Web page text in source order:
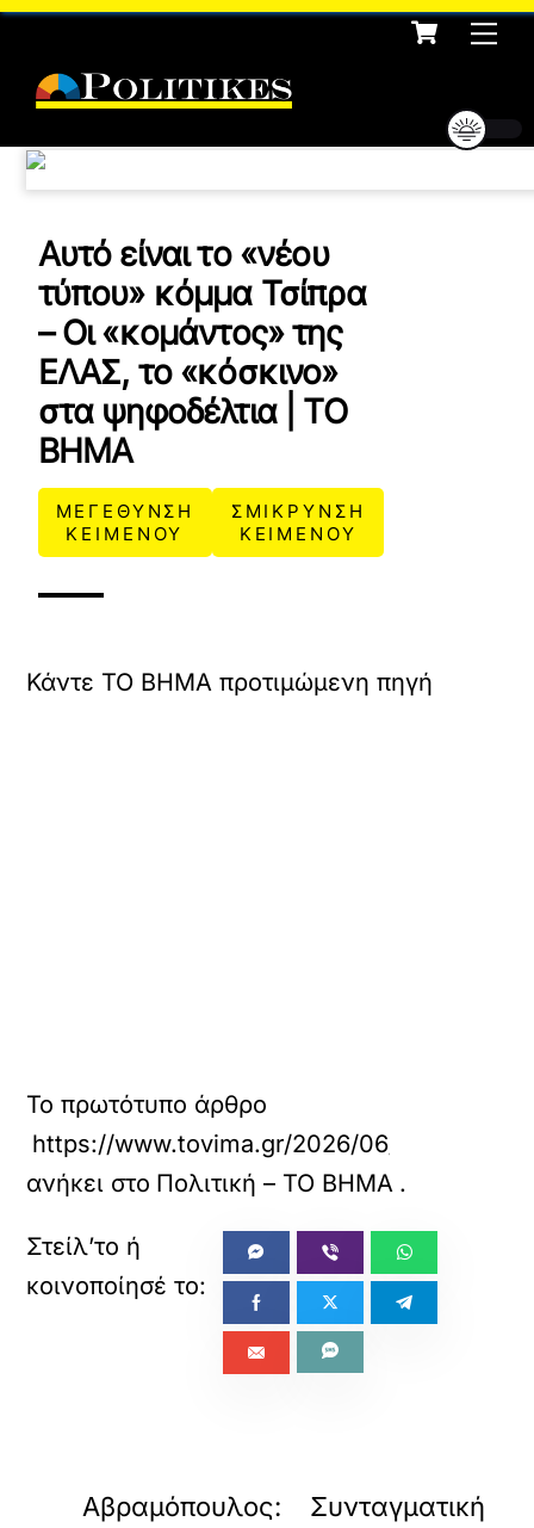
Skip
content
Cart
Αυτό είναι το «νέου
τύπου» κόμμα Τσίπρα
– Οι «κομάντος» της
ΕΛΑΣ, το «κόσκινο»
στα ψηφοδέλτια | ΤΟ
ΒΗΜΑ
ΜΕΓΕΘΥΝΣΗ
ΚΕΙΜΕΝΟΥ
ΣΜΙΚΡΥΝΣΗ
ΚΕΙΜΕΝΟΥ
Κάντε TO BHMA προτιμώμενη πηγή
Το πρωτότυπο άρθρο
https://www.tovima.gr/2026/06/23/
ανήκει στο Πολιτική – ΤΟ ΒΗΜΑ .
Αβραμόπουλος:
Συνταγματική